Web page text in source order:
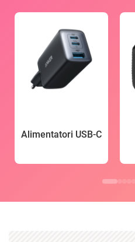
Alimentatori USB-C